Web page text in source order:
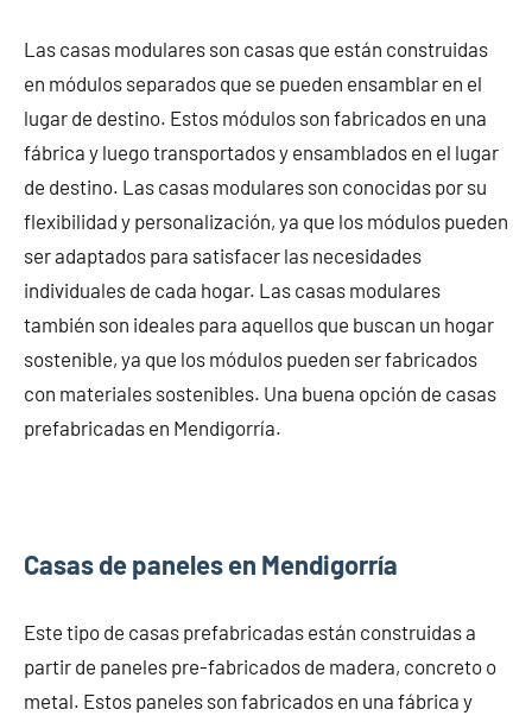
Las casas modulares son casas que están construidas
en módulos separados que se pueden ensamblar en el
lugar de destino. Estos módulos son fabricados en una
fábrica y luego transportados y ensamblados en el lugar
de destino. Las casas modulares son conocidas por su
flexibilidad y personalización, ya que los módulos pueden
ser adaptados para satisfacer las necesidades
individuales de cada hogar. Las casas modulares
también son ideales para aquellos que buscan un hogar
sostenible, ya que los módulos pueden ser fabricados
con materiales sostenibles. Una buena opción de casas
prefabricadas en Mendigorría.
Casas de paneles en Mendigorría
Este tipo de casas prefabricadas están construidas a
partir de paneles pre-fabricados de madera, concreto o
metal. Estos paneles son fabricados en una fábrica y